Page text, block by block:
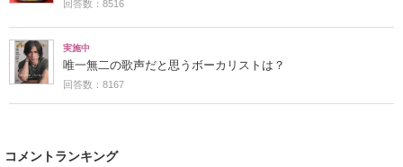
回答数：8516
実施中
唯一無二の歌声だと思うボーカリストは？
回答数：8167
コメントランキング